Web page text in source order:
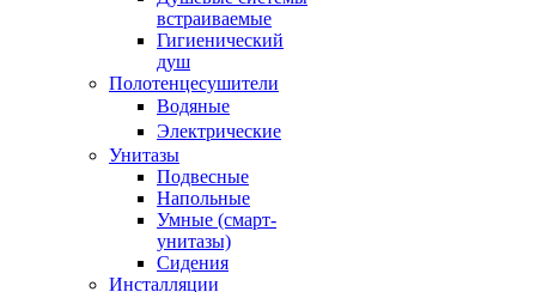
встраиваемые
Гигиенический
душ
Полотенцесушители
ㅤВодяные
ㅤЭлектрические
Унитазы
Подвесные
Напольные
Умные (смарт-
унитазы)
Сидения
Инсталляции